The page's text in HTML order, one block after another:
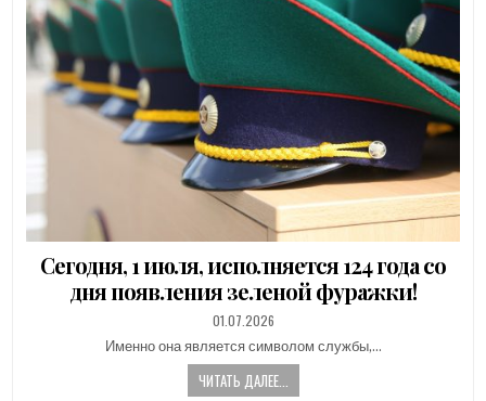
Сегодня, 1 июля, исполняется 124 года со
дня появления зеленой фуражки!
PUBLISHED
DATE:
01.07.2026
Именно она является символом службы,…
ЧИТАТЬ ДАЛЕЕ...